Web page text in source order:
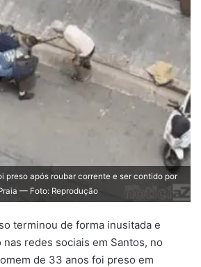
preso após roubar corrente e ser contido por
— Foto: Reprodução
terminou de forma inusitada e
redes sociais em Santos, no
de 33 anos foi preso em